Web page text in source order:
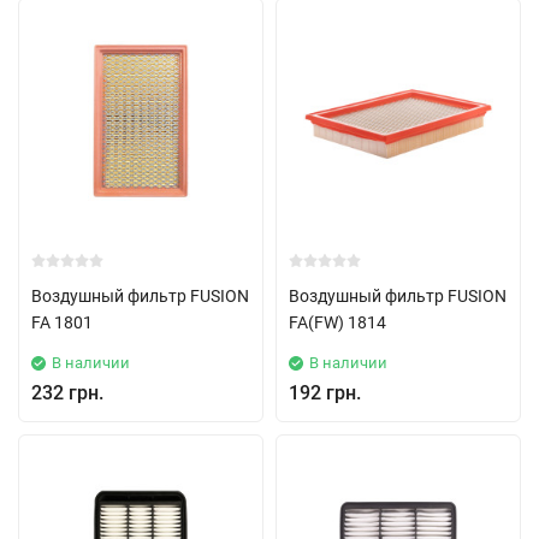
Воздушный фильтр FUSION
FA 1801
В наличии
232 грн.
Воздушный фильтр FUSION
FA(FW) 1814
В наличии
192 грн.